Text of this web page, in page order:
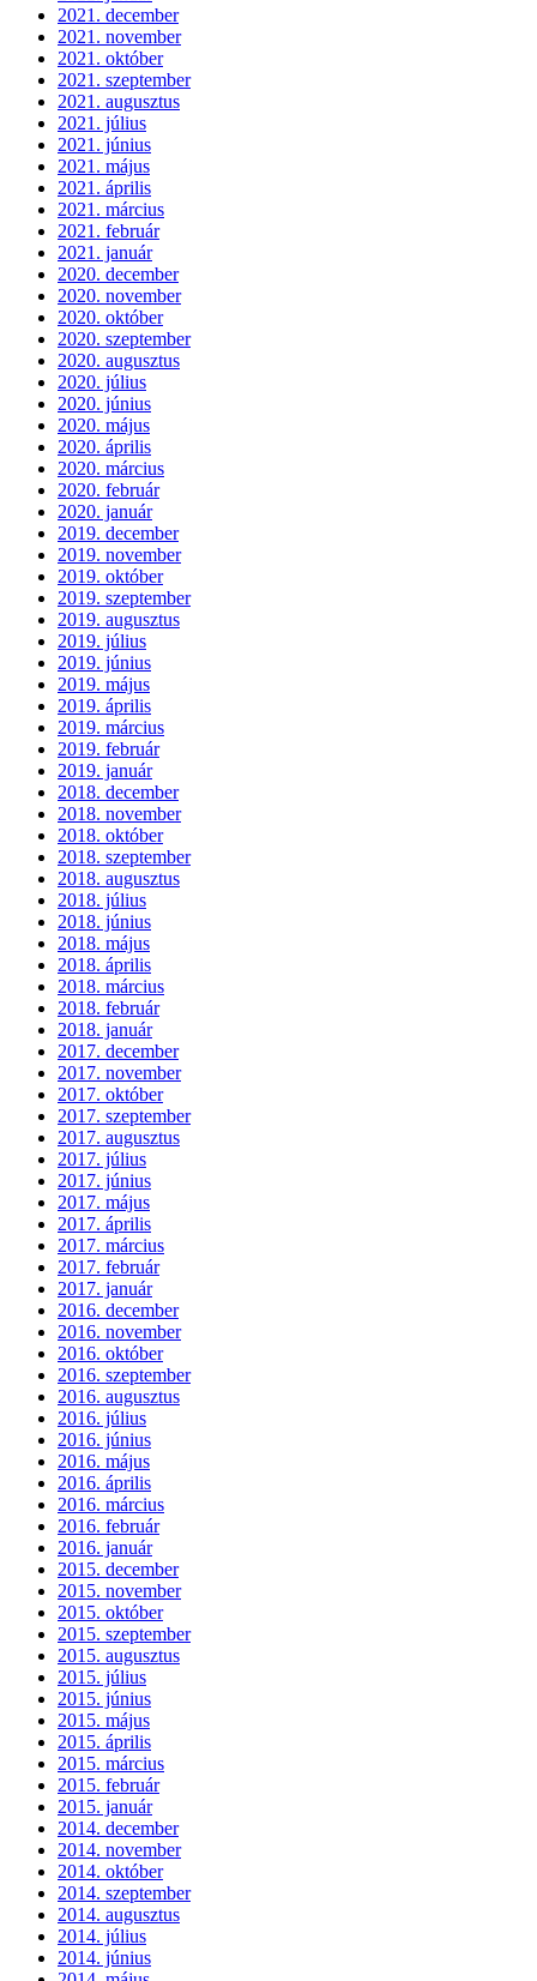
2021. december
2021. november
2021. október
2021. szeptember
2021. augusztus
2021. július
2021. június
2021. május
2021. április
2021. március
2021. február
2021. január
2020. december
2020. november
2020. október
2020. szeptember
2020. augusztus
2020. július
2020. június
2020. május
2020. április
2020. március
2020. február
2020. január
2019. december
2019. november
2019. október
2019. szeptember
2019. augusztus
2019. július
2019. június
2019. május
2019. április
2019. március
2019. február
2019. január
2018. december
2018. november
2018. október
2018. szeptember
2018. augusztus
2018. július
2018. június
2018. május
2018. április
2018. március
2018. február
2018. január
2017. december
2017. november
2017. október
2017. szeptember
2017. augusztus
2017. július
2017. június
2017. május
2017. április
2017. március
2017. február
2017. január
2016. december
2016. november
2016. október
2016. szeptember
2016. augusztus
2016. július
2016. június
2016. május
2016. április
2016. március
2016. február
2016. január
2015. december
2015. november
2015. október
2015. szeptember
2015. augusztus
2015. július
2015. június
2015. május
2015. április
2015. március
2015. február
2015. január
2014. december
2014. november
2014. október
2014. szeptember
2014. augusztus
2014. július
2014. június